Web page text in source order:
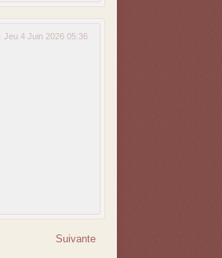
Jeu 4 Juin 2026 05:36
Suivante